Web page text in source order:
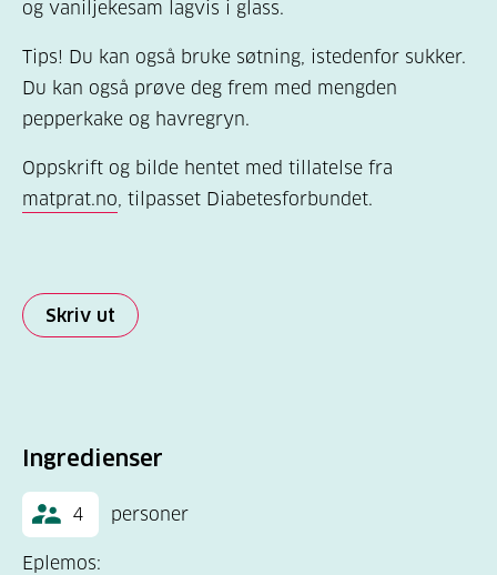
og vaniljekesam lagvis i glass.
Tips! Du kan også bruke søtning, istedenfor sukker.
Du kan også prøve deg frem med mengden
pepperkake og havregryn.
Oppskrift og bilde hentet med tillatelse fra
matprat.no, tilpasset Diabetesforbundet.
Skriv ut
Ingredienser
4 personer
Eplemos: